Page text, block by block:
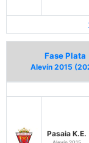
Fase Plata
Alevín 2015
Pasaia K.E.